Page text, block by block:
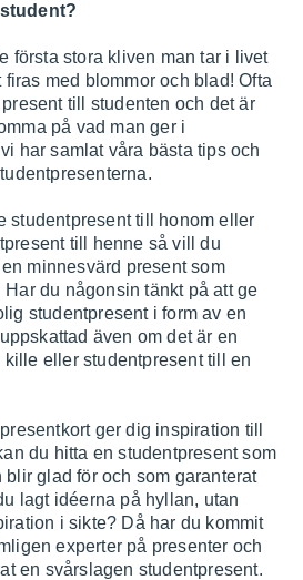
första stora kliven man tar i livet
med blommor och blad! Ofta
till studenten och det är
på vad man ger i
har samlat våra bästa tips och
studentpresent till honom eller
till henne så vill du
minnesvärd present som
du någonsin tänkt på att ge
studentpresent i form av en
även om det är en
eller studentpresent till en
ger dig inspiration till
du hitta en studentpresent som
blir glad för och som garanterat
lagt idéerna på hyllan, utan
i sikte? Då har du kommit
experter på presenter och
en svårslagen studentpresent.